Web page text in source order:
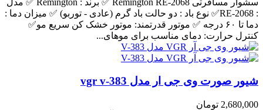
سشوار مسافرتی Remington RE-2068 ✅ برند : Remington ✅ مدل
: RE-2068✅ نوع باد : دو حالت باد گرم (عادی - توربو) ✅ میزان دما :
دما تا ۶۰ درجه ✅ موتور قدرتمند: موتور خشک کن سریع مو✅
کنترل حرارت: دمای مناسب برای موهای...
شیور صورت وی جی ار مدل vgr v-383
2,680,000 تومان